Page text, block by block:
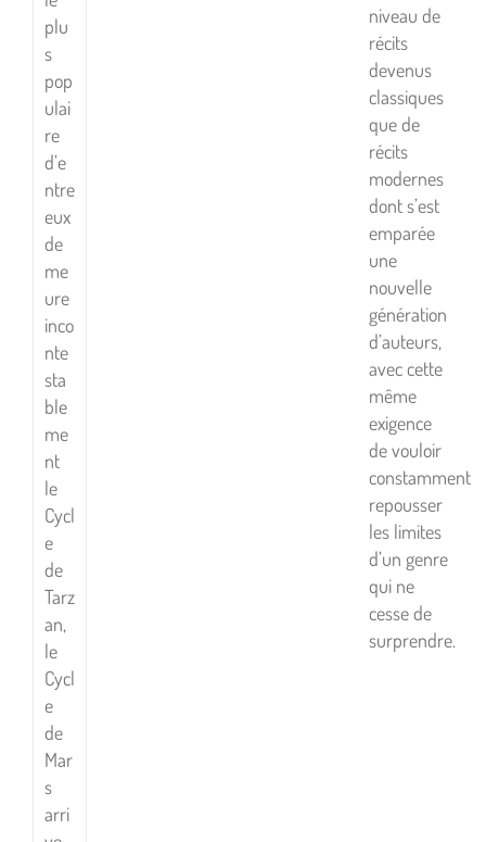
plu
s
pop
ulai
re
d’e
ntre
eux
de
me
ure
inco
nte
sta
ble
me
nt
le
Cycl
e
de
Tarz
an,
le
Cycl
e
de
Mar
s
arri
niveau de
récits
devenus
classiques
que de
récits
modernes
dont s’est
emparée
une
nouvelle
génération
d’auteurs,
avec cette
même
exigence
de vouloir
constamment
repousser
les limites
d’un genre
qui ne
cesse de
surprendre.